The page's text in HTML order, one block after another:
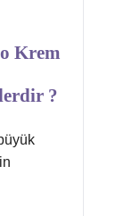
Krem
?